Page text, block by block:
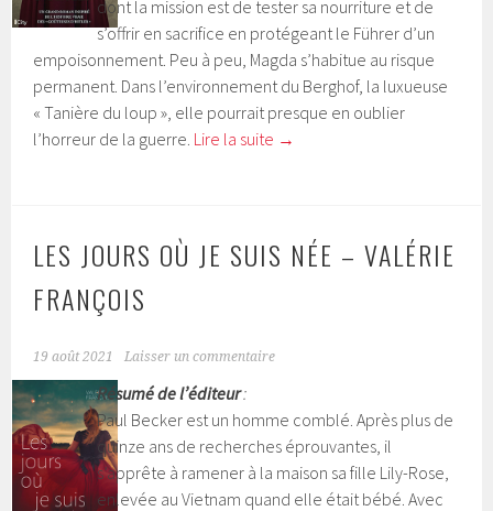
dont la mission est de tester sa nourriture et de
s’offrir en sacrifice en protégeant le Führer d’un
empoisonnement. Peu à peu, Magda s’habitue au risque
permanent. Dans l’environnement du Berghof, la luxueuse
« Tanière du loup », elle pourrait presque en oublier
l’horreur de la guerre. Lire la suite →
LES JOURS OÙ JE SUIS NÉE – VALÉRIE
FRANÇOIS
19 août 2021 Laisser un commentaire
Résumé de l’éditeur:
Paul Becker est un homme comblé. Après plus de
quinze ans de recherches éprouvantes, il
s’apprête à ramener à la maison sa fille Lily-Rose,
enlevée au Vietnam quand elle était bébé. Avec